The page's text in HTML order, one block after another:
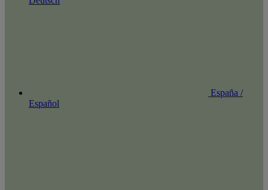
España /
Español